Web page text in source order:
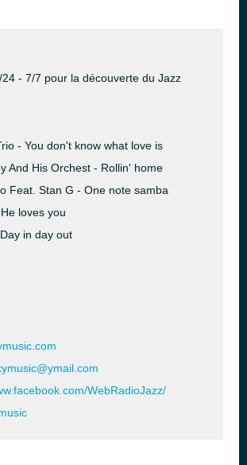
- 7/7 pour la découverte du Jazz
- You don't know what love is
And His Orchest - Rollin' home
Feat. Stan G - One note samba
loves you
in day out
WebRadioJazz/